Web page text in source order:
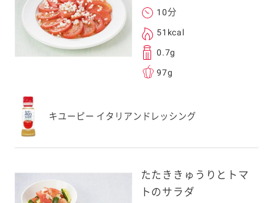
元コードをス
ォンのカメラ
スマートフォン
ご利用ください。
ドメイン指定受信
10分
51kcal
0.7g
97g
キユーピー イタリアンドレッシング
たたききゅうりとトマ
トのサラダ